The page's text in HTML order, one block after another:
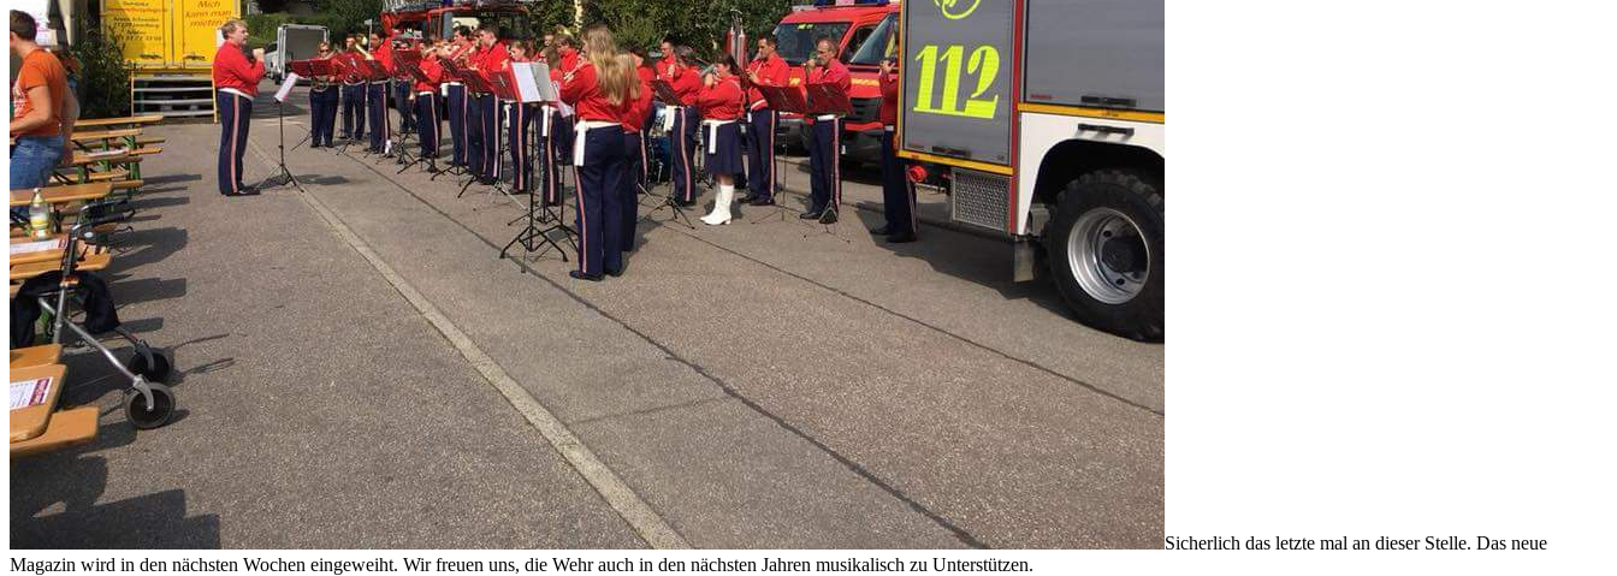
Sicherlich das letzte mal an dieser Stelle. Das neue
Magazin wird in den nächsten Wochen eingeweiht. Wir freuen uns, die Wehr auch in den nächsten Jahren musikalisch zu Unterstützen.